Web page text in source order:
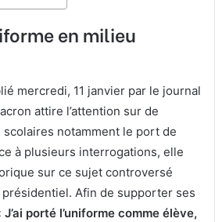
en milieu
mercredi, 11 janvier par le journal
attire l’attention sur de
notamment le port de
à plusieurs interrogations, elle
sur ce sujet controversé
présidentiel. Afin de supporter ses
J’ai porté l’uniforme comme élève,